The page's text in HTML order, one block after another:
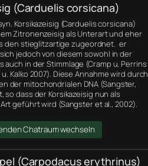
(Carduelis corsicana)
Korsikazeisig (Carduelis corsicana)
Zitronenzeisig als Unterart und eher
den stieglitzartige zugeordnet. er
jedoch von diesem sowohl in der
auch in der Stimmlage (Cramp u. Perrins
Kalko 2007). Diese Annahme wird durch
der mitochondrialen DNA (Sangster,
so dass der Korsikazeisig nun als
geführt wird (Sangster et al., 2002).
Chatraum wechseln
(Carpodacus erythrinus)